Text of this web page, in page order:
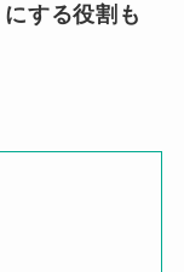
する役割も